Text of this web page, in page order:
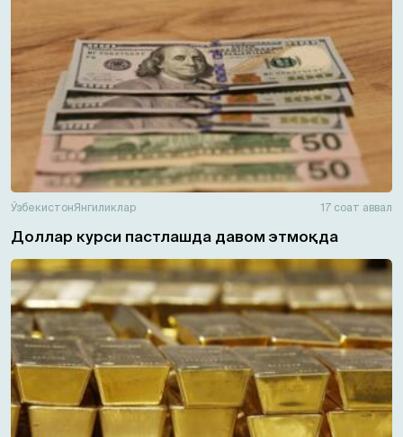
ЎзбекистонЯнгиликлар 17 соат аввал
Доллар курси пастлашда давом этмоқда